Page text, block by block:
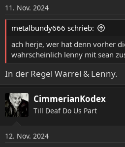
11. Nov. 2024
metalbundy666 schrieb:
ach herje, wer hat denn vorher
wahrscheinlich lenny mit sean
In der Regel Warrel & Lenny.
CimmerianKodex
Till Deaf Do Us Part
12. Nov. 2024